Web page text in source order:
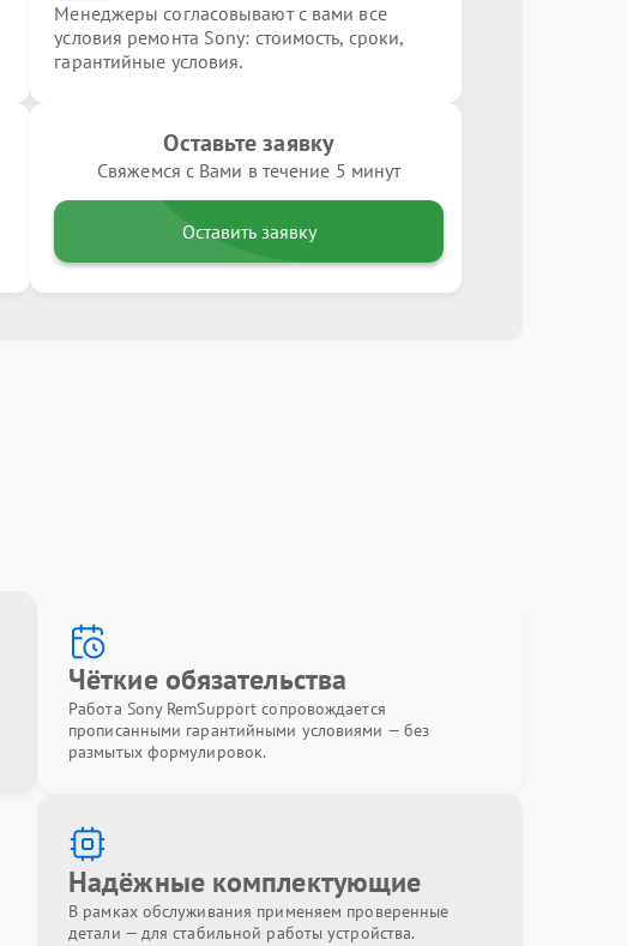
Менеджеры согласовывают с вами все
условия ремонта Sony: стоимость, сроки,
гарантийные условия.
Оставьте заявку
Свяжемся с Вами в течение 5 минут
Оставить заявку
Чёткие обязательства
Работа Sony RemSupport сопровождается
прописанными гарантийными условиями — без
размытых формулировок.
Надёжные комплектующие
В рамках обслуживания применяем проверенные
детали — для стабильной работы устройства.